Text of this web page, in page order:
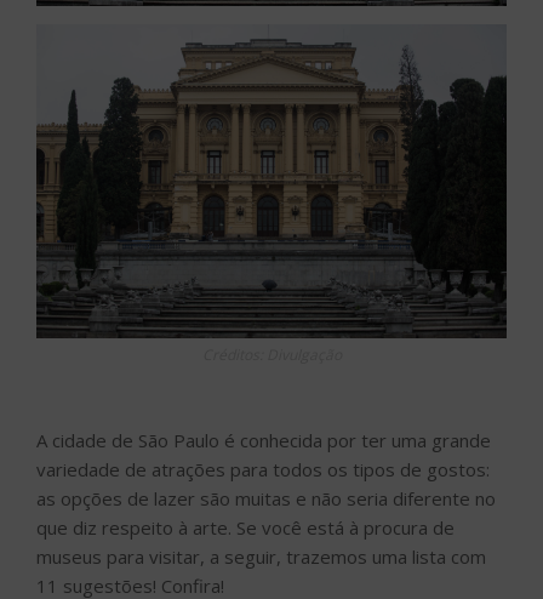
A cidade de São Paulo é conhecida por ter uma grande
variedade de atrações para todos os tipos de gostos:
as opções de lazer são muitas e não seria diferente no
que diz respeito à arte. Se você está à procura de
museus para visitar, a seguir, trazemos uma lista com
11 sugestões! Confira!